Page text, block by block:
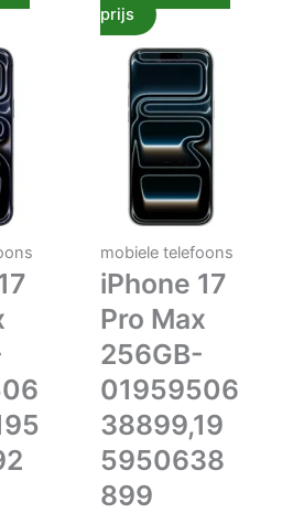
prijs
mobiele telefoons
iPhone 17
Pro Max
256GB-
01959506
38899,19
5950638
899